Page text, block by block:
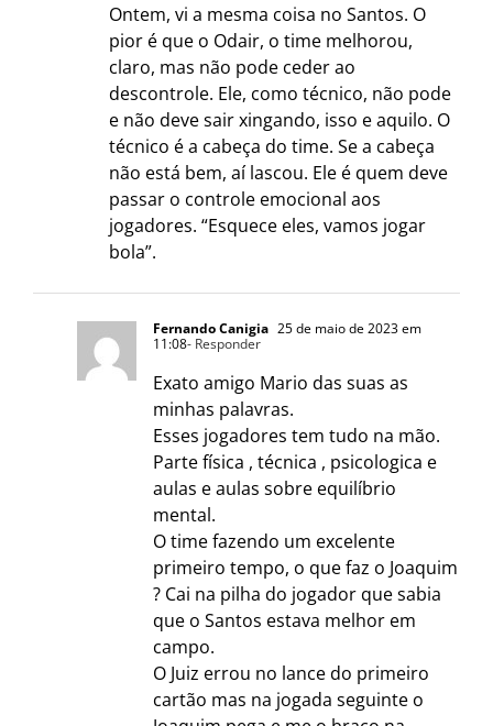
Ontem, vi a mesma coisa no Santos. O
pior é que o Odair, o time melhorou,
claro, mas não pode ceder ao
descontrole. Ele, como técnico, não pode
e não deve sair xingando, isso e aquilo. O
técnico é a cabeça do time. Se a cabeça
não está bem, aí lascou. Ele é quem deve
passar o controle emocional aos
jogadores. “Esquece eles, vamos jogar
bola”.
Fernando Canigia 25 de maio de 2023 em
11:08- Responder
Exato amigo Mario das suas as
minhas palavras.
Esses jogadores tem tudo na mão.
Parte física , técnica , psicologica e
aulas e aulas sobre equilíbrio
mental.
O time fazendo um excelente
primeiro tempo, o que faz o Joaquim
? Cai na pilha do jogador que sabia
que o Santos estava melhor em
campo.
O Juiz errou no lance do primeiro
cartão mas na jogada seguinte o